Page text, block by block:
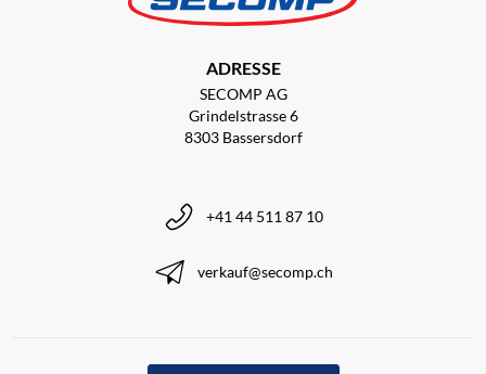
ADRESSE
SECOMP AG
Grindelstrasse 6
8303 Bassersdorf
+41 44 511 87 10
verkauf@secomp.ch